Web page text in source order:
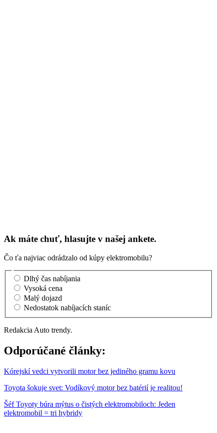
Ak máte chuť, hlasujte v našej ankete.
Čo ťa najviac odrádzalo od kúpy elektromobilu?
Dlhý čas nabíjania
Vysoká cena
Malý dojazd
Nedostatok nabíjacích staníc
Redakcia Auto trendy.
Odporúčané články:
Kórejskí vedci vytvorili motor bez jediného gramu kovu
Toyota šokuje svet: Vodíkový motor bez batérií je realitou!
Šéf Toyoty búra mýtus o čistých elektromobiloch: Jeden
elektromobil = tri hybridy